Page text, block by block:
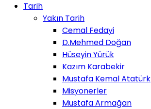
Tarih
Yakın Tarih
Cemal Fedayi
D.Mehmed Doğan
Hüseyin Yürük
Kazım Karabekir
Mustafa Kemal Atatürk
Misyonerler
Mustafa Armağan